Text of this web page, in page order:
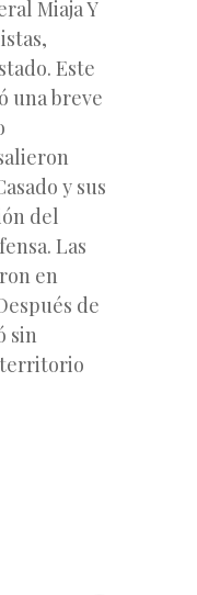
Miaja Y
Este
una breve
y sus
del
Las
en
de
sin
territorio